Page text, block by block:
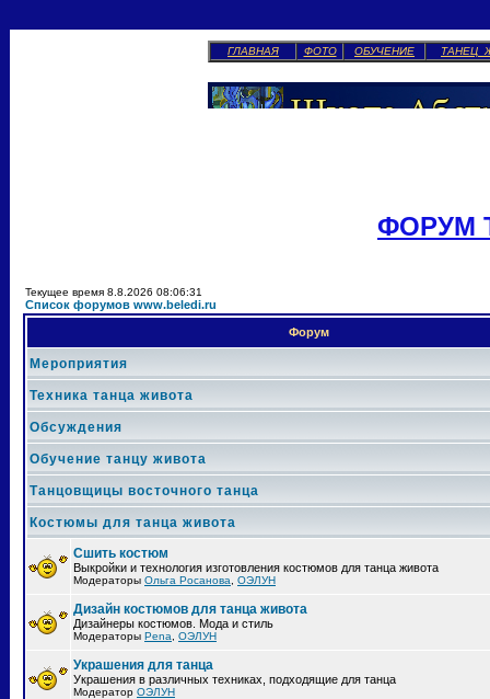
ГЛАВНАЯ ФОТО ОБУЧЕНИЕ ТАНЕЦ
ФОРУМ
Текущее время 8.8.2026 08:06:31
Список форумов www.beledi.ru
Форум
Мероприятия
Техника танца живота
Обсуждения
Обучение танцу живота
Танцовщицы восточного танца
Костюмы для танца живота
Сшить костюм
Выкройки и технология изготовления костюмов для танца живота
Модераторы Ольга Росанова ОЭЛУН
Дизайн костюмов для танца живота
Дизайнеры костюмов. Мода и стиль
Модераторы Pena ОЭЛУН
Украшения для танца
Украшения в различных техниках, подходящие для танца
Модератор ОЭЛУН